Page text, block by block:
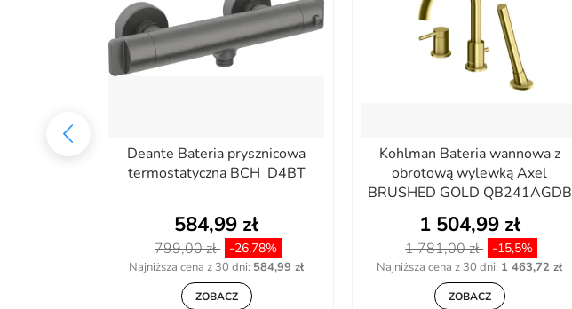
Deante Bateria prysznicowa
termostatyczna BCH_D4BT
584,99 zł
799,00 zł -26,78%
Najniższa cena z 30 dni: 584,99 zł
ZOBACZ
Kohlman Bateria wannowa z
obrotową wylewką Axel
BRUSHED GOLD QB241AGDB
1 504,99 zł
1 781,00 zł -15,5%
Najniższa cena z 30 dni: 1 463,72 zł
ZOBACZ